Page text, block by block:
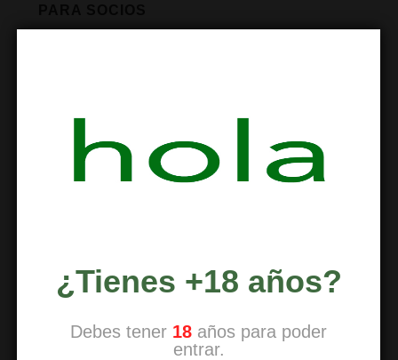
REDUCCIÓN DE RIESGOS
¿Tienes +18 años?
Debes tener 18 años para poder
entrar.